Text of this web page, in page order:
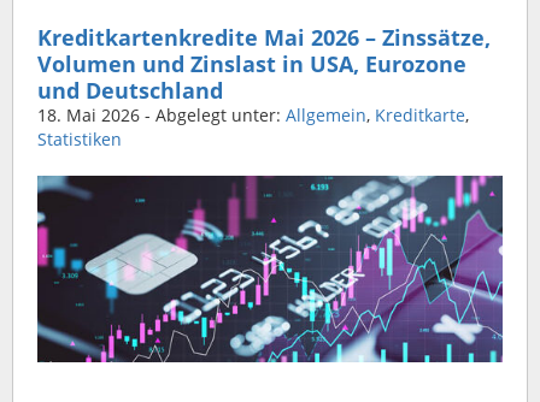
Kreditkartenkredite Mai 2026 – Zinssätze,
Volumen und Zinslast in USA, Eurozone
und Deutschland
18. Mai 2026 - Abgelegt unter: Allgemein, Kreditkarte,
Statistiken